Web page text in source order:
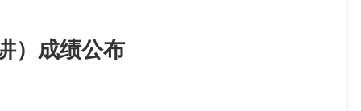
）成绩公布